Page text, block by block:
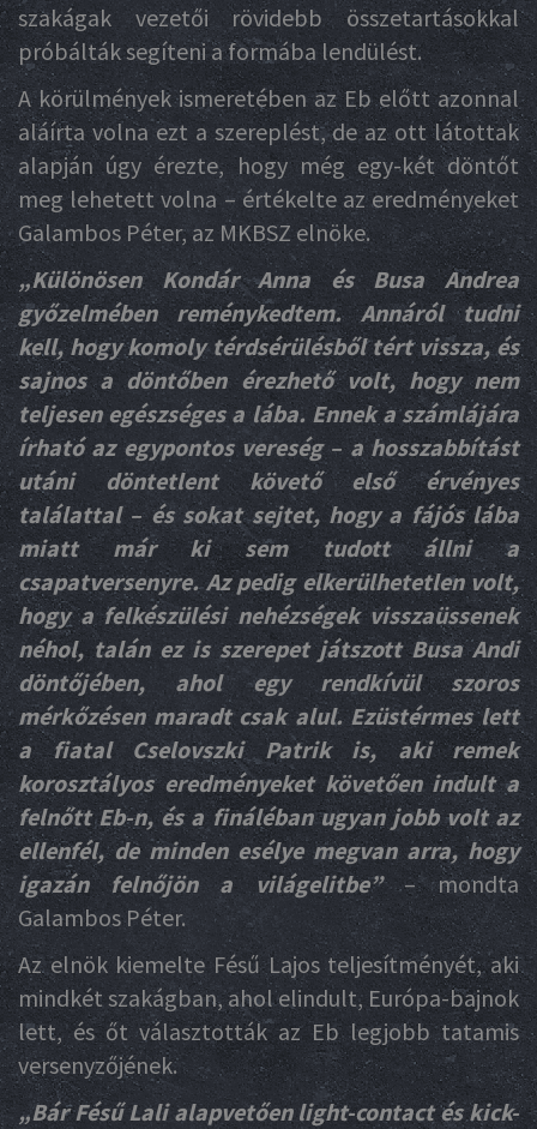
szakágak vezetői rövidebb összetartásokkal
próbálták segíteni a formába lendülést.
A körülmények ismeretében az Eb előtt azonnal
aláírta volna ezt a szereplést, de az ott látottak
alapján úgy érezte, hogy még egy-két döntőt
meg lehetett volna – értékelte az eredményeket
Galambos Péter, az MKBSZ elnöke.
„Különösen Kondár Anna és Busa Andrea
győzelmében reménykedtem. Annáról tudni
kell, hogy komoly térdsérülésből tért vissza, és
sajnos a döntőben érezhető volt, hogy nem
teljesen egészséges a lába. Ennek a számlájára
írható az egypontos vereség – a hosszabbítást
utáni döntetlent követő első érvényes
találattal – és sokat sejtet, hogy a fájós lába
miatt már ki sem tudott állni a
csapatversenyre. Az pedig elkerülhetetlen volt,
hogy a felkészülési nehézségek visszaüssenek
néhol, talán ez is szerepet játszott Busa Andi
döntőjében, ahol egy rendkívül szoros
mérkőzésen maradt csak alul. Ezüstérmes lett
a fiatal Cselovszki Patrik is, aki remek
korosztályos eredményeket követően indult a
felnőtt Eb-n, és a fináléban ugyan jobb volt az
ellenfél, de minden esélye megvan arra, hogy
igazán felnőjön a világelitbe”– mondta
Galambos Péter.
Az elnök kiemelte Fésű Lajos teljesítményét, aki
mindkét szakágban, ahol elindult, Európa-bajnok
lett, és őt választották az Eb legjobb tatamis
versenyzőjének.
„Bár Fésű Lali alapvetően light-contact és kick-